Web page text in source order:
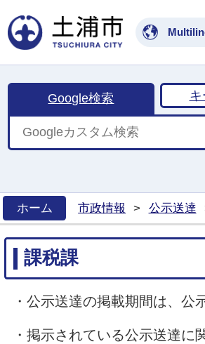
土
Google検索
ホーム
市政情報 > 公示送達
課税課
・公示送達の掲載期間は、公
・掲示されている公示送達に